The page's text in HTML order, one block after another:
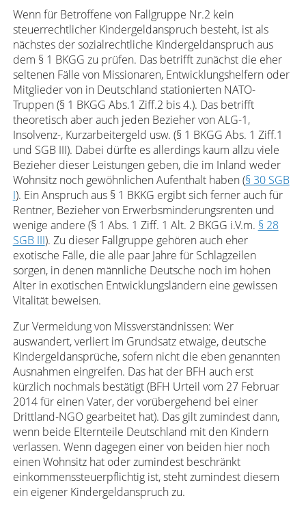
Wenn für Betroffene von Fallgruppe Nr.2 kein
steuerrechtlicher Kindergeldanspruch besteht, ist als
nächstes der sozialrechtliche Kindergeldanspruch aus
dem § 1 BKGG zu prüfen. Das betrifft zunächst die eher
seltenen Fälle von Missionaren, Entwicklungshelfern oder
Mitglieder von in Deutschland stationierten NATO-
Truppen (§ 1 BKGG Abs.1 Ziff.2 bis 4.). Das betrifft
theoretisch aber auch jeden Bezieher von ALG-1,
Insolvenz-, Kurzarbeitergeld usw. (§ 1 BKGG Abs. 1 Ziff.1
und SGB III). Dabei dürfte es allerdings kaum allzu viele
Bezieher dieser Leistungen geben, die im Inland weder
Wohnsitz noch gewöhnlichen Aufenthalt haben (§ 30 SGB
I). Ein Anspruch aus § 1 BKKG ergibt sich ferner auch für
Rentner, Bezieher von Erwerbsminderungsrenten und
wenige andere (§ 1 Abs. 1 Ziff. 1 Alt. 2 BKGG i.V.m. § 28
SGB III). Zu dieser Fallgruppe gehören auch eher
exotische Fälle, die alle paar Jahre für Schlagzeilen
sorgen, in denen männliche Deutsche noch im hohen
Alter in exotischen Entwicklungsländern eine gewissen
Vitalität beweisen.
Zur Vermeidung von Missverständnissen: Wer
auswandert, verliert im Grundsatz etwaige, deutsche
Kindergeldansprüche, sofern nicht die eben genannten
Ausnahmen eingreifen. Das hat der BFH auch erst
kürzlich nochmals bestätigt (BFH Urteil vom 27 Februar
2014 für einen Vater, der vorübergehend bei einer
Drittland-NGO gearbeitet hat). Das gilt zumindest dann,
wenn beide Elternteile Deutschland mit den Kindern
verlassen. Wenn dagegen einer von beiden hier noch
einen Wohnsitz hat oder zumindest beschränkt
einkommenssteuerpflichtig ist, steht zumindest diesem
ein eigener Kindergeldanspruch zu.